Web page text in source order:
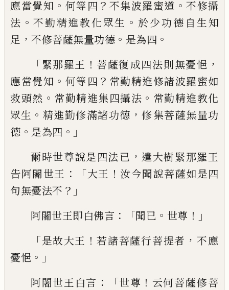
應當覺知 。 何等四 ？ 不集波羅蜜道 。 不修攝
法 。 不勤精進教化眾生 。 於少功德 自生知
足 ， 不修菩薩無量功德 。 是為四 。
「緊那羅王 ！ 菩薩復成四法則無憂悒 ，
應當覺知 。 何等四 ？ 常勤精進修諸波羅蜜如
救頭然 。 常勤精進集四攝法 。 常勤精進教化
眾生 。 精進勤修滿諸功德 ， 修集菩薩無量功
德 。 是為四 。」
爾時世尊說是四法已 ， 遣大樹緊那羅王
告阿闍世王 ：「大王 ！ 汝今聞說菩薩如是四
句無憂法不 ？」
阿闍世王即白佛言 ：「聞已 。 世尊 ！」
「是故大王 ！ 若諸菩薩行菩提者 ， 不應
憂悒 。」
阿闍世王白言 ：「世尊 ！ 云何菩薩修菩